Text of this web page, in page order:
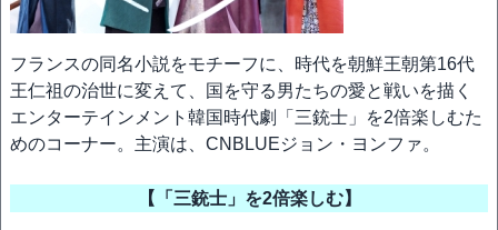
フランスの同名小説をモチーフに、時代を朝鮮王朝第16代
王仁祖の治世に変えて、国を守る男たちの愛と戦いを描く
エンターテインメント韓国時代劇「三銃士」を2倍楽しむた
めのコーナー。主演は、CNBLUEジョン・ヨンファ。
【「三銃士」を2倍楽しむ】